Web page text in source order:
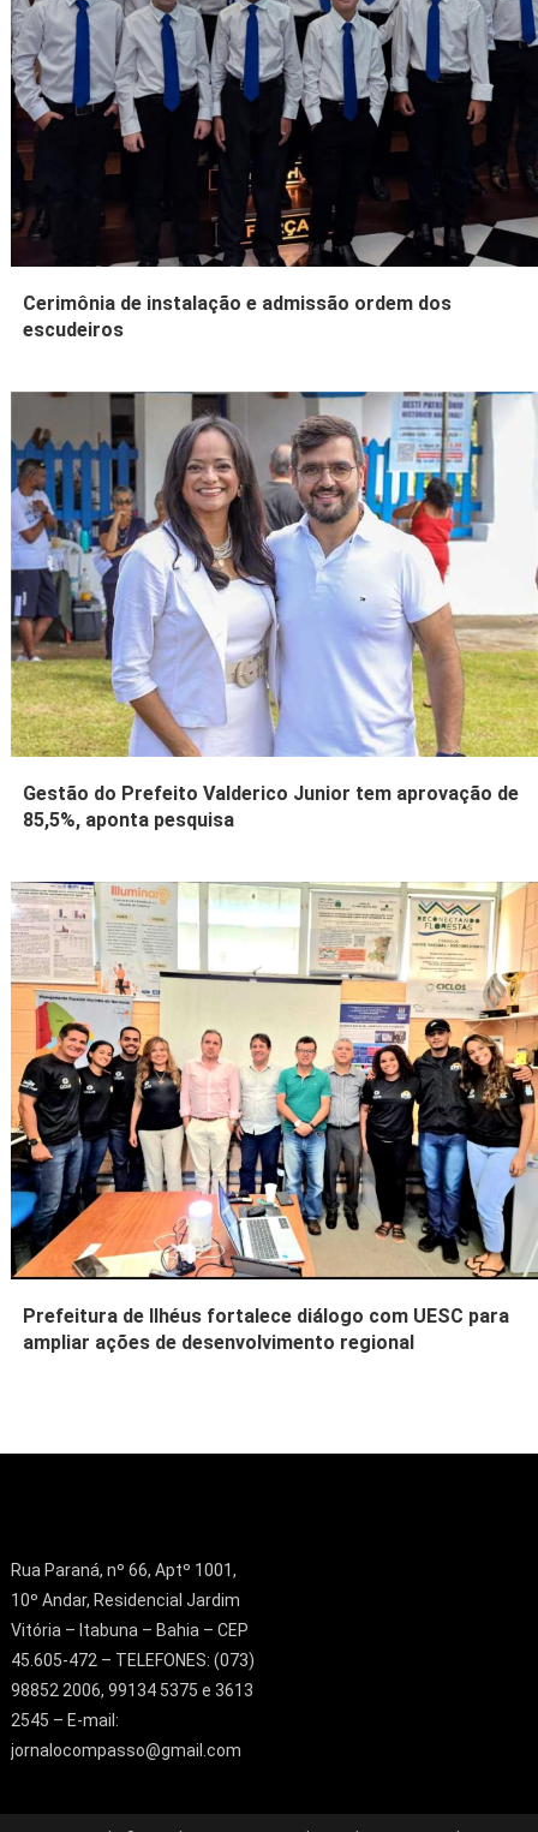
Cerimônia de instalação e admissão ordem dos
escudeiros
Gestão do Prefeito Valderico Junior tem aprovação de
85,5%, aponta pesquisa
Prefeitura de Ilhéus fortalece diálogo com UESC para
ampliar ações de desenvolvimento regional
Rua Paraná, nº 66, Aptº 1001,
10º Andar, Residencial Jardim
Vitória – Itabuna – Bahia – CEP
45.605-472 – TELEFONES: (073)
98852 2006, 99134 5375 e 3613
2545 – E-mail:
jornalocompasso@gmail.com